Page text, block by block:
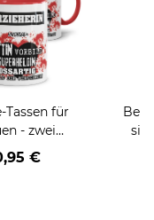
Tassen für
- zwei
€